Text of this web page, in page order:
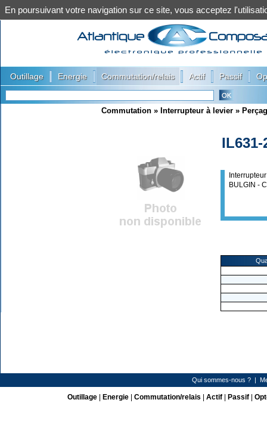
Outillage Energie Commutation/relais Actif Passif
Commutation » Interrupteur à levier »
IL631-
BULGIN -
Qui sommes-nous ? |
Outillage| Energie| Commutation/relais Actif| Passif|
En poursuivant votre navigation sur ce site, vous acceptez